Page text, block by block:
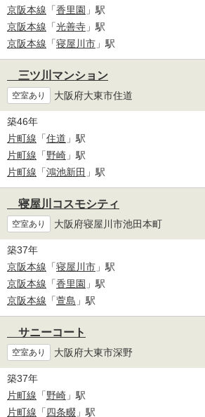
京阪本線 「香里園 」駅
京阪本線 「光善寺 」駅
京阪本線 「寝屋川市 」駅
三ツ川マンション
空室あり 大阪府大東市住道
築46年
片町線 「住道 」駅
片町線 「野崎 」駅
片町線 「鴻池新田 」駅
寝屋川コスモシティ
空室あり 大阪府寝屋川市池田本町
築37年
京阪本線 「寝屋川市 」駅
京阪本線 「香里園 」駅
京阪本線 「萱島 」駅
サニーコート
空室あり 大阪府大東市深野
築37年
片町線 「野崎 」駅
片町線 「四条畷 」駅